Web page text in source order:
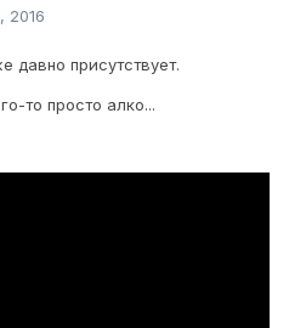
2016
давно присутствует.
то просто алко...